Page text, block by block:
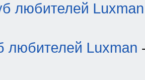
любителей Luxman
любителей Luxman